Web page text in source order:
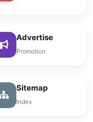
Advertise
Promotion
Sitemap
Index